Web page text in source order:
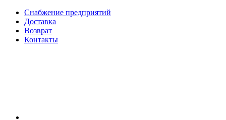
Снабжение предприятий
Доставка
Возврат
Контакты